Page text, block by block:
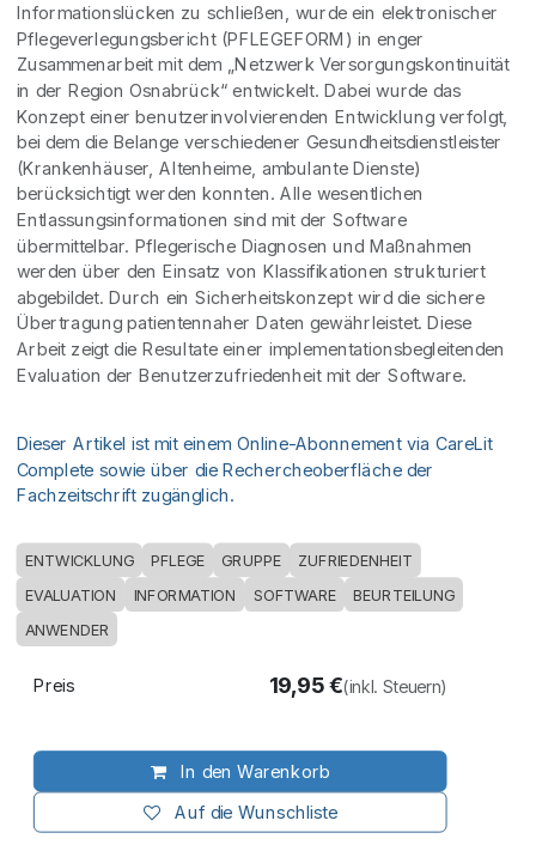
Informationslücken zu schließen, wurde ein elektronischer
Pflegeverlegungsbericht (PFLEGEFORM) in enger
Zusammenarbeit mit dem „Netzwerk Versorgungskontinuität
in der Region Osnabrück“ entwickelt. Dabei wurde das
Konzept einer benutzerinvolvierenden Entwicklung verfolgt,
bei dem die Belange verschiedener Gesundheitsdienstleister
(Krankenhäuser, Altenheime, ambulante Dienste)
berücksichtigt werden konnten. Alle wesentlichen
Entlassungsinformationen sind mit der Software
übermittelbar. Pflegerische Diagnosen und Maßnahmen
werden über den Einsatz von Klassifikationen strukturiert
abgebildet. Durch ein Sicherheitskonzept wird die sichere
Übertragung patientennaher Daten gewährleistet. Diese
Arbeit zeigt die Resultate einer implementationsbegleitenden
Evaluation der Benutzerzufriedenheit mit der Software.
Dieser Artikel ist mit einem Online-Abonnement via CareLit
Complete sowie über die Rechercheoberfläche der
Fachzeitschrift zugänglich.
ENTWICKLUNG PFLEGE GRUPPE ZUFRIEDENHEIT
EVALUATION INFORMATION SOFTWARE BEURTEILUNG
ANWENDER
In den Warenkorb
Auf die Wunschliste
Preis 19,95€(inkl. Steuern)